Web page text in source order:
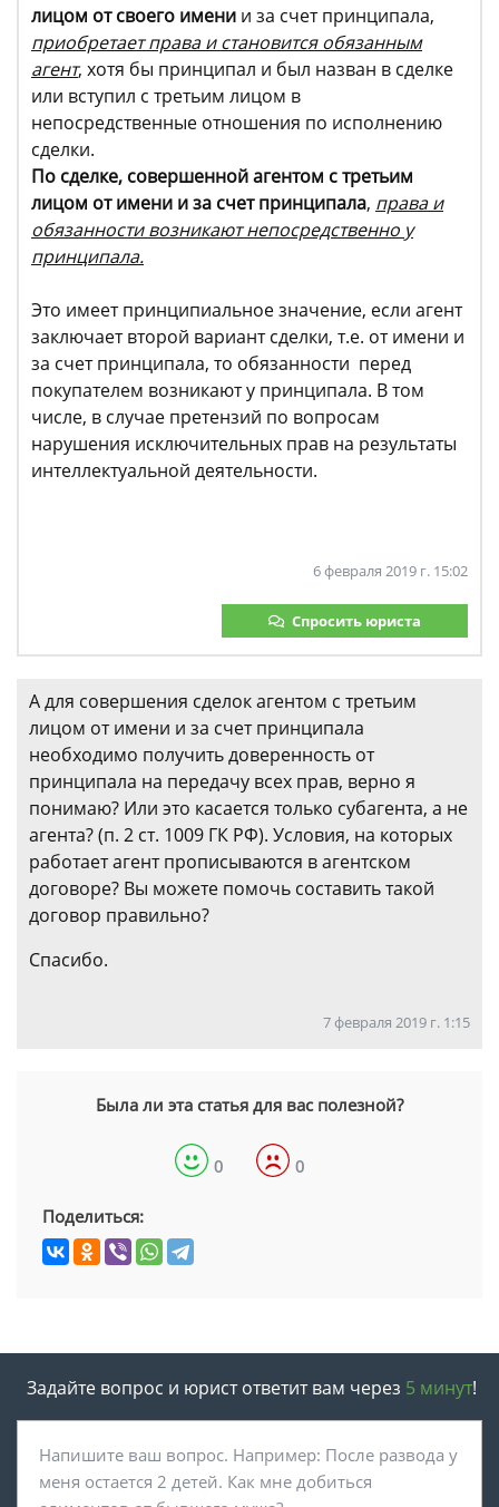
лицом от своего имени и за счет принципала,
приобретает права и становится обязанным
агент, хотя бы принципал и был назван в сделке
или вступил с третьим лицом в
непосредственные отношения по исполнению
сделки.
По сделке, совершенной агентом с третьим
лицом от имени и за счет принципала, права и
обязанности возникают непосредственно у
принципала.
Это имеет принципиальное значение, если агент
заключает второй вариант сделки, т.е. от имени и
за счет принципала, то обязанности перед
покупателем возникают у принципала. В том
числе, в случае претензий по вопросам
нарушения исключительных прав на результаты
интеллектуальной деятельности.
6 февраля 2019 г. 15:02
Спросить юриста
А для совершения сделок агентом с третьим
лицом от имени и за счет принципала
необходимо получить доверенность от
принципала на передачу всех прав, верно я
понимаю? Или это касается только субагента, а не
агента? (п. 2 ст. 1009 ГК РФ). Условия, на которых
работает агент прописываются в агентском
договоре? Вы можете помочь составить такой
договор правильно?​
Спасибо.
7 февраля 2019 г. 1:15
Была ли эта статья для вас полезной?
0 0
Поделиться:
Задайте вопрос и юрист ответит вам через 5 минут!